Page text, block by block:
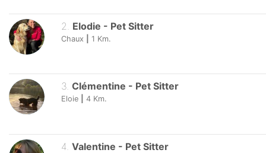
2. Elodie - Pet Sitter
Chaux 1 Km.
3. Clémentine - Pet Sitter
Eloie 4 Km.
4 Valentine - Pet Sitter